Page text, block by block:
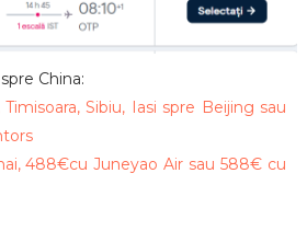
China:
Sibiu, Iasi spre Beijing sau
488€cu Juneyao Air sau 588€ cu